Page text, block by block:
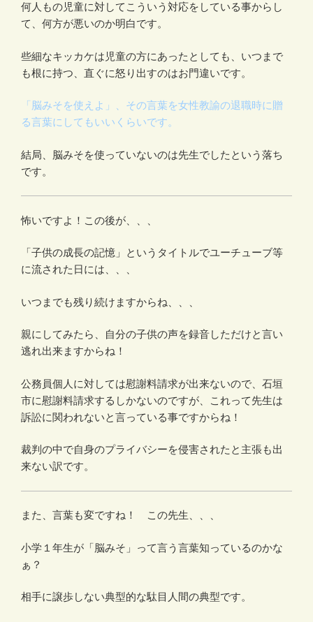
何人もの児童に対してこういう対応をしている事からし
て、何方が悪いのか明白です。
些細なキッカケは児童の方にあったとしても、いつまで
も根に持つ、直ぐに怒り出すのはお門違いです。
「脳みそを使えよ」、その言葉を女性教諭の退職時に贈
る言葉にしてもいいくらいです。
結局、脳みそを使っていないのは先生でしたという落ち
です。
怖いですよ！この後が、、、
「子供の成長の記憶」というタイトルでユーチューブ等
に流された日には、、、
いつまでも残り続けますからね、、、
親にしてみたら、自分の子供の声を録音しただけと言い
逃れ出来ますからね！
公務員個人に対しては慰謝料請求が出来ないので、石垣
市に慰謝料請求するしかないのですが、これって先生は
訴訟に関われないと言っている事ですからね！
裁判の中で自身のプライバシーを侵害されたと主張も出
来ない訳です。
また、言葉も変ですね！ この先生、、、
小学１年生が「脳みそ」って言う言葉知っているのかな
ぁ？
相手に譲歩しない典型的な駄目人間の典型です。